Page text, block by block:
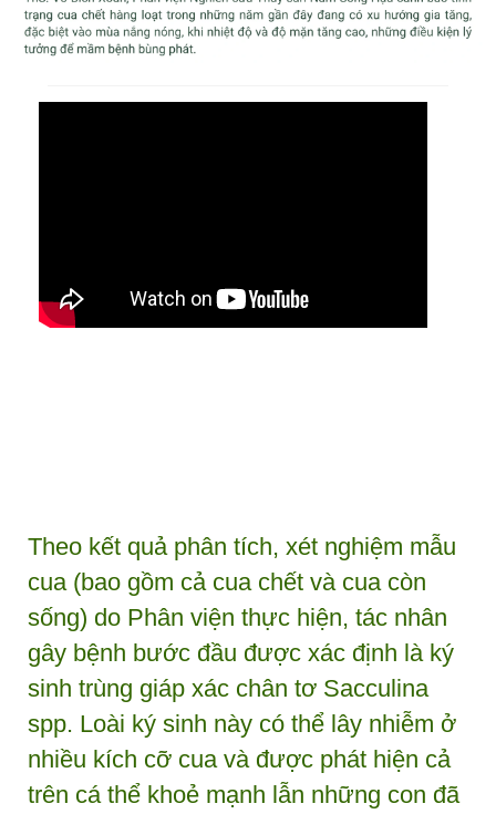
Theo kết quả phân tích, xét nghiệm mẫu
cua (bao gồm cả cua chết và cua còn
sống) do Phân viện thực hiện, tác nhân
gây bệnh bước đầu được xác định là ký
sinh trùng giáp xác chân tơ Sacculina
spp. Loài ký sinh này có thể lây nhiễm ở
nhiều kích cỡ cua và được phát hiện cả
trên cá thể khoẻ mạnh lẫn những con đã